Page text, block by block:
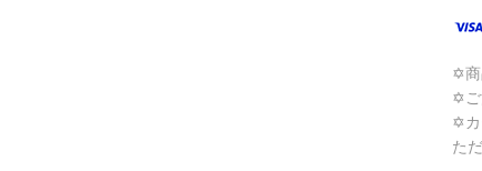
✡商
✡ご
✡カ
た